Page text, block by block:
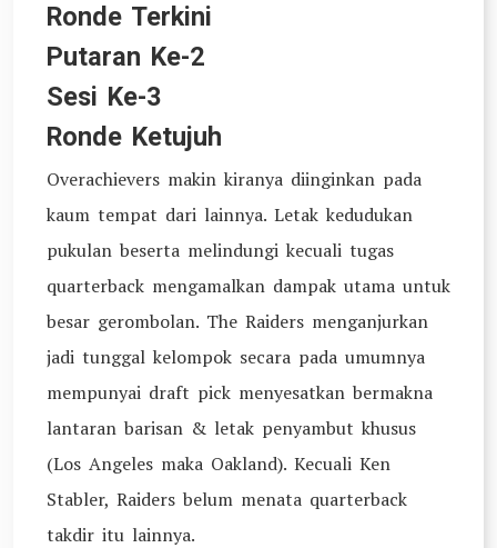
Ronde Terkini
Putaran Ke-2
Sesi Ke-3
Ronde Ketujuh
Overachievers makin kiranya diinginkan pada
kaum tempat dari lainnya. Letak kedudukan
pukulan beserta melindungi kecuali tugas
quarterback mengamalkan dampak utama untuk
besar gerombolan. The Raiders menganjurkan
jadi tunggal kelompok secara pada umumnya
mempunyai draft pick menyesatkan bermakna
lantaran barisan & letak penyambut khusus
(Los Angeles maka Oakland). Kecuali Ken
Stabler, Raiders belum menata quarterback
takdir itu lainnya.